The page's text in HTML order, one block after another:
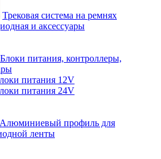
Трековая система на ремнях
и аксессуары
Блоки питания, контроллеры,
питания 12V
питания 24V
Алюминиевый профиль для
ленты